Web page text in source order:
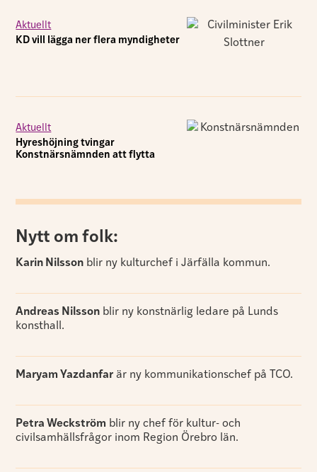
Aktuellt
KD vill lägga ner flera myndigheter
Aktuellt
Hyreshöjning tvingar
Konstnärsnämnden att flytta
Nytt om folk:
Karin Nilsson blir ny kulturchef i Järfälla kommun.
Andreas Nilsson blir ny konstnärlig ledare på Lunds
konsthall.
Maryam Yazdanfar är ny kommunikationschef på TCO.
Petra Weckström blir ny chef för kultur- och
civilsamhällsfrågor inom Region Örebro län.